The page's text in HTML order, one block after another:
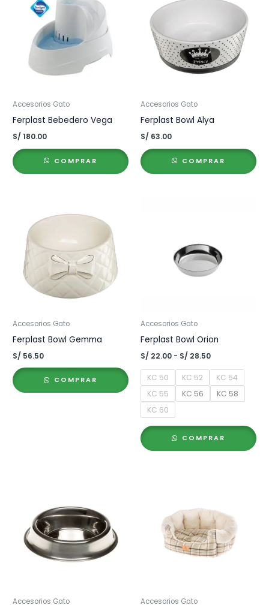
Accesorios Gato
Ferplast Bebedero Vega
S/ 180.00
COMPRAR
Accesorios Gato
Ferplast Bowl Alya
S/ 63.00
COMPRAR
Accesorios Gato
Ferplast Bowl Gemma
S/ 56.50
COMPRAR
Accesorios Gato
Ferplast Bowl Orion
S/ 22.00 - S/ 28.50Rango
precios:
desde
S/ 22.00
hasta
KC 50 KC 52
KC 54
KC 55
KC 56
KC 58
KC 60
COMPRAR
Accesorios Gato Accesorios Gato